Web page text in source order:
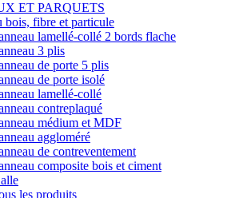
ET PARQUETS
bois, fibre et particule
lamellé-collé 2 bords flache
3 plis
de porte 5 plis
de porte isolé
lamellé-collé
contreplaqué
médium et MDF
aggloméré
de contreventement
composite bois et ciment
les produits